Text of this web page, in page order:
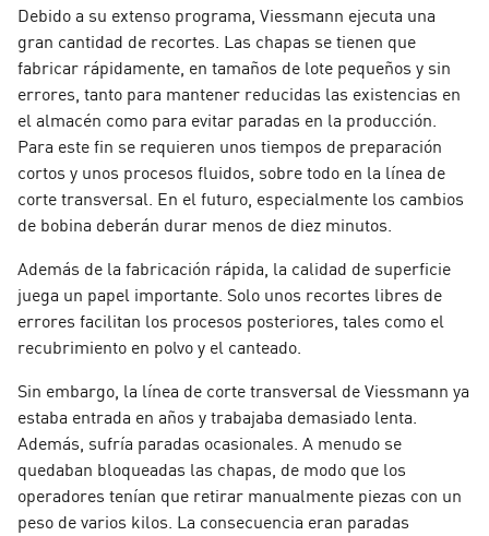
Debido a su extenso programa, Viessmann ejecuta una
gran cantidad de recortes. Las chapas se tienen que
fabricar rápidamente, en tamaños de lote pequeños y sin
errores, tanto para mantener reducidas las existencias en
el almacén como para evitar paradas en la producción.
Para este fin se requieren unos tiempos de preparación
cortos y unos procesos fluidos, sobre todo en la línea de
corte transversal. En el futuro, especialmente los cambios
de bobina deberán durar menos de diez minutos.
Además de la fabricación rápida, la calidad de superficie
juega un papel importante. Solo unos recortes libres de
errores facilitan los procesos posteriores, tales como el
recubrimiento en polvo y el canteado.
Sin embargo, la línea de corte transversal de Viessmann ya
estaba entrada en años y trabajaba demasiado lenta.
Además, sufría paradas ocasionales. A menudo se
quedaban bloqueadas las chapas, de modo que los
operadores tenían que retirar manualmente piezas con un
peso de varios kilos. La consecuencia eran paradas